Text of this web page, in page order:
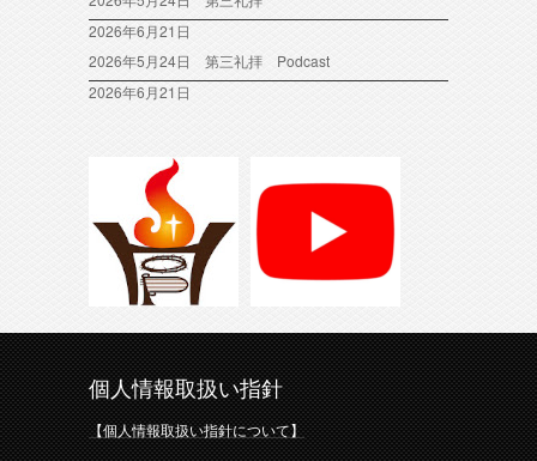
2026年6月21日
2026年5月24日 第三礼拝 Podcast
2026年6月21日
個人情報取扱い指針
【個人情報取扱い指針について】